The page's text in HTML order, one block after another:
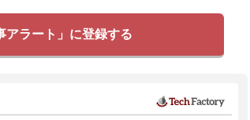
アラート」に登録する